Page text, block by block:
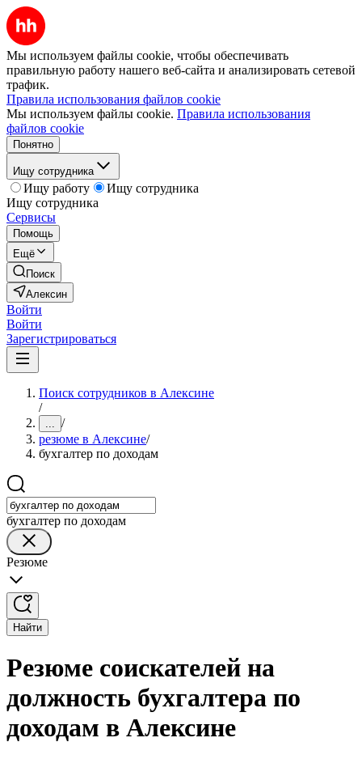
Мы используем файлы cookie, чтобы обеспечивать
правильную работу нашего веб-сайта и анализировать сетевой
трафик.
Правила использования файлов cookie
Мы используем файлы cookie. Правила использования
файлов cookie
Понятно
Ищу сотрудника
Ищу работу
Ищу сотрудника
Ищу сотрудника
Сервисы
Помощь
Ещё
Поиск
Алексин
Войти
Войти
Зарегистрироваться
Поиск сотрудников в Алексине
/
... /
резюме в Алексине/
бухгалтер по доходам
бухгалтер по доходам
Резюме
Найти
Резюме соискателей на
должность бухгалтера по
доходам в Алексине